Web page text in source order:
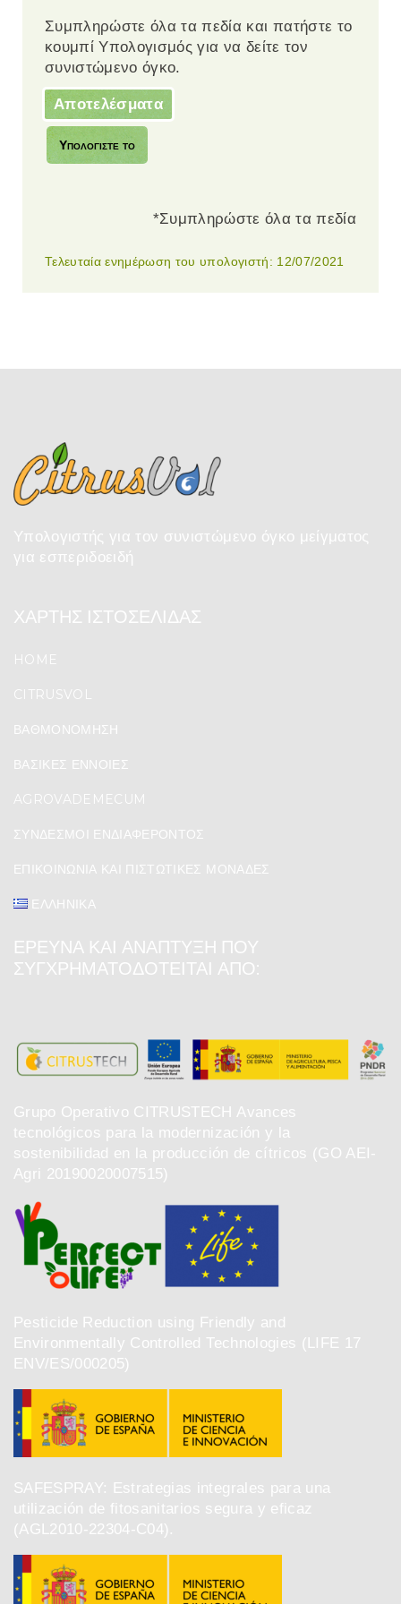
Συμπληρώστε όλα τα πεδία και πατήστε το
κουμπί Υπολογισμός για να δείτε τον
συνιστώμενο όγκο.
Αποτελέσματα
*Συμπληρώστε όλα τα πεδία
Τελευταία ενημέρωση του υπολογιστή: 12/07/2021
Υπολογιστής για τον συνιστώμενο όγκο μείγματος
για εσπεριδοειδή
ΧΑΡΤΗΣ ΙΣΤΟΣΕΛΙΔΑΣ
HOME
CITRUSVOL
ΒΑΘΜΟΝΌΜΗΣΗ
ΒΑΣΙΚΈΣ ΈΝΝΟΙΕΣ
AGROVADEMECUM
ΣΎΝΔΕΣΜΟΙ ΕΝΔΙΑΦΈΡΟΝΤΟΣ
ΕΠΙΚΟΙΝΩΝΊΑ ΚΑΙ ΠΙΣΤΩΤΙΚΈΣ ΜΟΝΆΔΕΣ
ΕΛΛΗΝΙΚΆ
ΈΡΕΥΝΑ ΚΑΙ ΑΝΆΠΤΥΞΗ ΠΟΥ
ΣΥΓΧΡΗΜΑΤΟΔΟΤΕΊΤΑΙ ΑΠΌ:
Grupo Operativo CITRUSTECH Avances
tecnológicos para la modernización y la
sostenibilidad en la producción de cítricos (GO AEI-
Agri 20190020007515)
Pesticide Reduction using Friendly and
Environmentally Controlled Technologies (LIFE 17
ENV/ES/000205)
SAFESPRAY: Estrategias integrales para una
utilización de fitosanitarios segura y eficaz
(AGL2010-22304-C04).